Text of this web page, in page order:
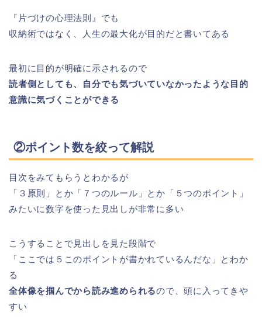
『片づけの心理法則』でも
収納術ではなく、人生の最大化が目的だと書いてある
最初に目的が明確に示されるので
読者側としても、自分でも気づいていなかったような目的
意識に気づくことができる
②ポイント数を絞って解説
目次をみてもらうとわかるが
「３原則」とか「７つのルール」とか「５つのポイント」
みたいに数字を使った見出しが非常に多い
こうすることで見出しを見た段階で
「ここでは５このポイントが書かれているんだな」とわか
る
全体像を掴んでから読み進められるので、頭に入ってきや
すい